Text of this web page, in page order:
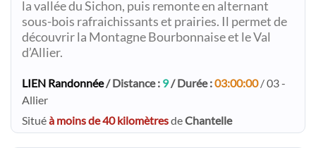
la vallée du Sichon, puis remonte en alternant
sous-bois rafraichissants et prairies. Il permet de
découvrir la Montagne Bourbonnaise et le Val
d’Allier.
LIEN Randonnée/ Distance : 9/ Durée :03:00:00/ 03 -
Allier
Situéà moins de 40 kilomètresdeChantelle